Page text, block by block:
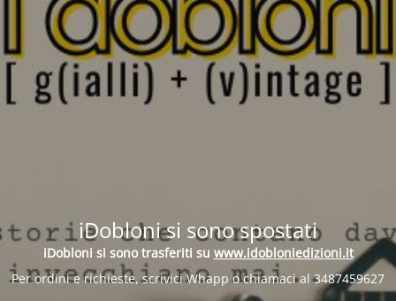
iDobloni si sono spostati
iDobloni si sono trasferiti su www.idobloniedizioni.it
Per ordini e richieste, scrivici Whapp o chiamaci al 3487459627